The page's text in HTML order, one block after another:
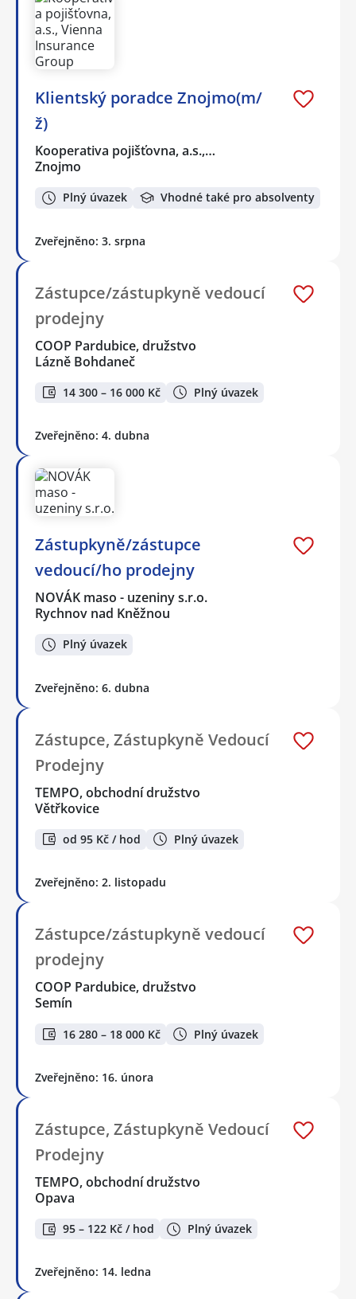
Klientský poradce Znojmo(m/
ž)
Kooperativa pojišťovna, a.s.,…
Znojmo
Plný úvazek Vhodné také pro absolventy
Zveřejněno: 3. srpna
Zástupce/zástupkyně vedoucí
prodejny
COOP Pardubice, družstvo
Lázně Bohdaneč
14 300 – 16 000 Kč Plný úvazek
Zveřejněno: 4. dubna
Zástupkyně/zástupce
vedoucí/ho prodejny
NOVÁK maso - uzeniny s.r.o.
Rychnov nad Kněžnou
Plný úvazek
Zveřejněno: 6. dubna
Zástupce, Zástupkyně Vedoucí
Prodejny
TEMPO, obchodní družstvo
Větřkovice
od 95 Kč / hod Plný úvazek
Zveřejněno: 2. listopadu
Zástupce/zástupkyně vedoucí
prodejny
COOP Pardubice, družstvo
Semín
16 280 – 18 000 Kč Plný úvazek
Zveřejněno: 16. února
Zástupce, Zástupkyně Vedoucí
Prodejny
TEMPO, obchodní družstvo
Opava
95 – 122 Kč / hod Plný úvazek
Zveřejněno: 14. ledna